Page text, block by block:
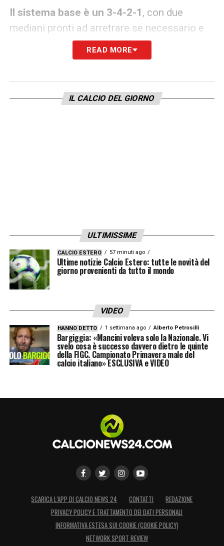
Il sistema base è un 3-4-2-1 , con due
mediani pronti ad arretrare se necessario e
una lunghezza massima del blocco squadra
di 30 metri. Recuperata palla, l’ordine è uno
chiede tanto, ma lo fa con competenza e
visione. E il Parma lo segue.
READ MORE
IL CALCIO DEL GIORNO
ULTIMISSIME
CALCIO ESTERO 57 minuti ago
Ultime notizie Calcio Estero: tutte le novità del
giorno provenienti da tutto il mondo
VIDEO
HANNO DETTO 1 settimana ago Alberto Petrosilli
Bargiggia: «Mancini voleva solo la Nazionale. Vi
svelo cosa è successo davvero dietro le quinte
della FIGC. Campionato Primavera male del
calcio italiano» ESCLUSIVA e VIDEO
SCARICA L’APP DI CALCIO NEWS 24 CONTATTI
REDAZIONE
PRIVACY POLICY E TRATTAMENTO DEI DATI PERSONALI
INFORMATIVA ESTESA SUI COOKIE (COOKIE POLICY)
NETWORK SPORT REVIEW